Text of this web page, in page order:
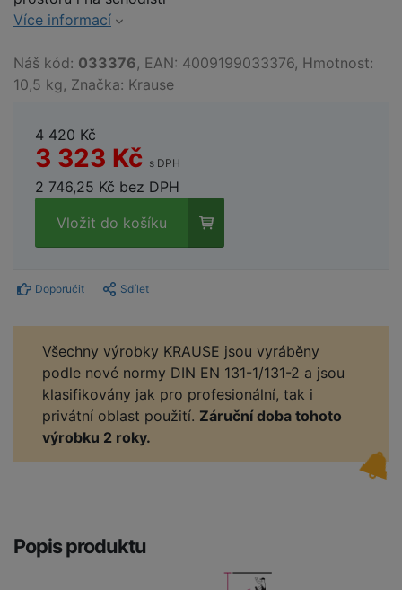
Více informací
Náš kód: 033376, EAN: 4009199033376, Hmotnost:
10,5 kg, Značka: Krause
4 420 Kč
3 323 Kč s DPH
2 746,25 Kč bez DPH
Vložit do košíku
Doporučit Sdílet
Všechny výrobky KRAUSE jsou vyráběny
podle nové normy DIN EN 131-1/131-2 a jsou
klasifikovány jak pro profesionální, tak i
privátní oblast použití. Záruční doba tohoto
výrobku 2 roky.
Popis produktu